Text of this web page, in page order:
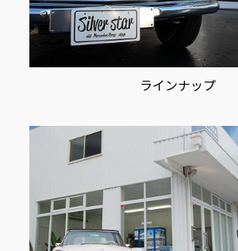
ラインナップ